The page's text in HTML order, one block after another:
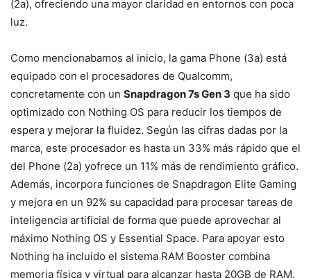
(2a), ofreciendo una mayor claridad en entornos con poca
luz.
Como mencionabamos al inicio, la gama Phone (3a) está
equipado con el procesadores de Qualcomm,
concretamente con un Snapdragon 7s Gen 3 que ha sido
optimizado con Nothing OS para reducir los tiempos de
espera y mejorar la fluidez. Según las cifras dadas por la
marca, este procesador es hasta un 33% más rápido que el
del Phone (2a) yofrece un 11% más de rendimiento gráfico.
Además, incorpora funciones de Snapdragon Elite Gaming
y mejora en un 92% su capacidad para procesar tareas de
inteligencia artificial de forma que puede aprovechar al
máximo Nothing OS y Essential Space. Para apoyar esto
Nothing ha incluido el sistema RAM Booster combina
memoria física y virtual para alcanzar hasta 20GB de RAM.